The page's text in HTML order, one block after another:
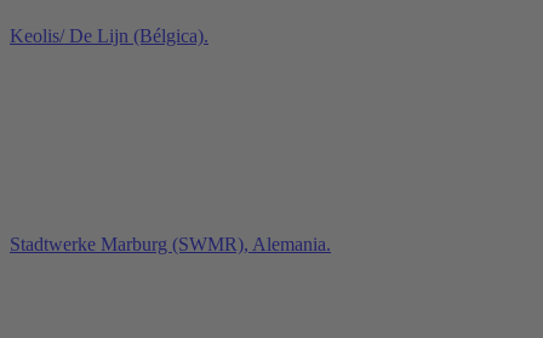
Keolis/ De Lijn (Bélgica).
Stadtwerke Marburg (SWMR), Alemania.